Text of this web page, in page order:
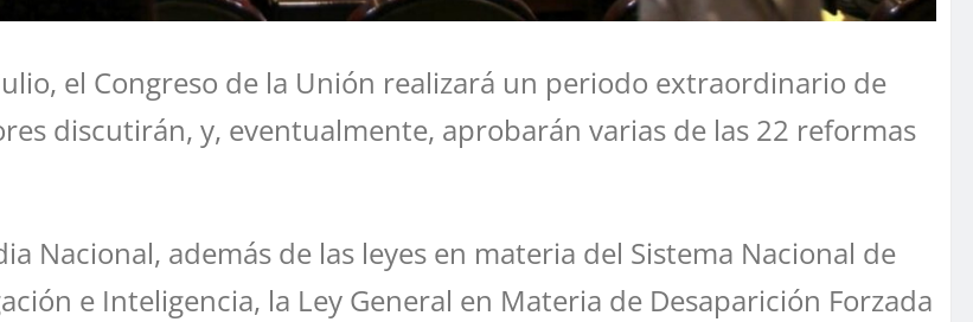
el Congreso de la Unión realizará un periodo extraordinario de
discutirán, y, eventualmente, aprobarán varias de las 22 reformas
Nacional, además de las leyes en materia del Sistema Nacional de
e Inteligencia, la Ley General en Materia de Desaparición Forzada